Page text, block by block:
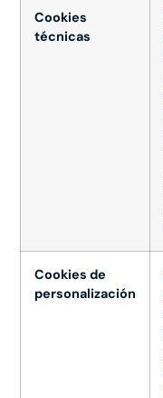
Cookies
técnicas
Cookies de
personalización